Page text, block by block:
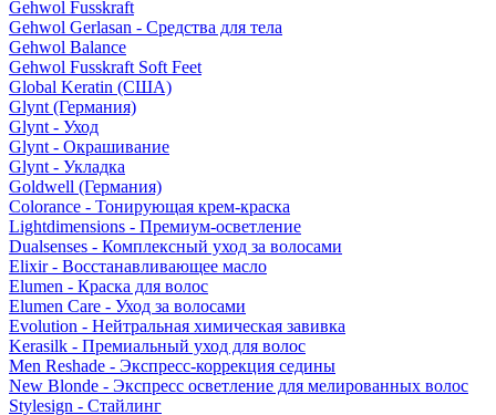
Gehwol Fusskraft
Gehwol Gerlasan - Средства для тела
Gehwol Balance
Gehwol Fusskraft Soft Feet
Global Keratin (США)
Glynt (Германия)
Glynt - Уход
Glynt - Окрашивание
Glynt - Укладка
Goldwell (Германия)
Colorance - Тонирующая крем-краска
Lightdimensions - Премиум-осветление
Dualsenses - Комплексный уход за волосами
Elixir - Восстанавливающее масло
Elumen - Краска для волос
Elumen Care - Уход за волосами
Evolution - Нейтральная химическая завивка
Kerasilk - Премиальный уход для волос
Men Reshade - Экспресс-коррекция седины
New Blonde - Экспресс осветление для мелированных волос
Stylesign - Стайлинг